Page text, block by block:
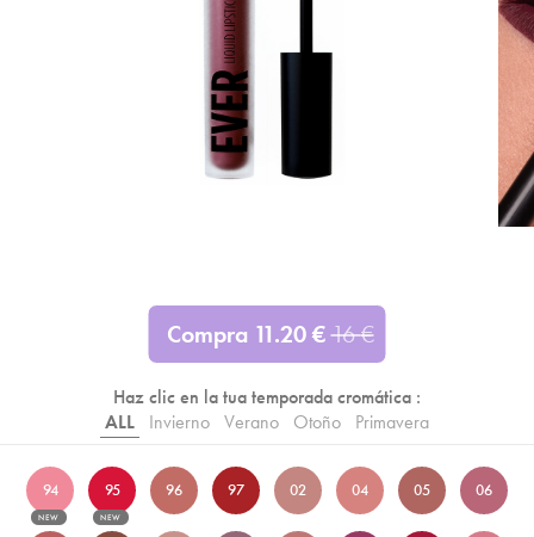
Compra 11.20 €16€
Haz clic en la tua temporada cromática :
ALL
Invierno Verano Otoño Primavera
94
NEW
95
NEW
96 97 02 04 05 06